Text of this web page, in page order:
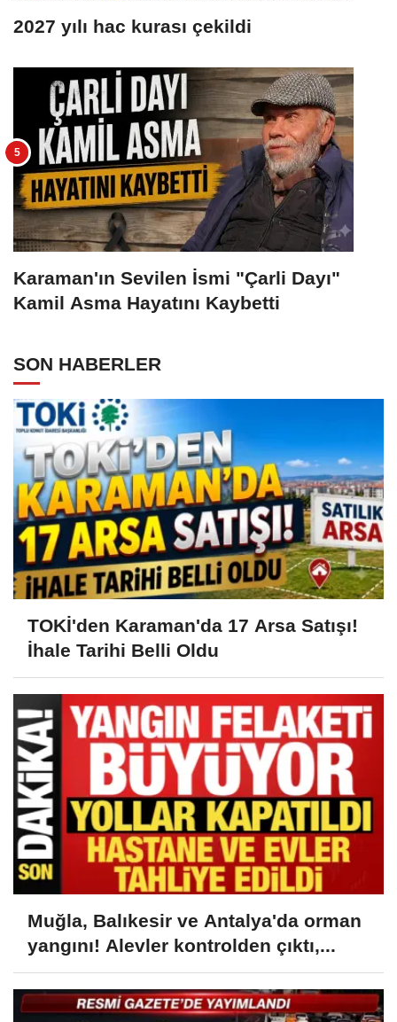
2027 yılı hac kurası çekildi
Karaman'ın Sevilen İsmi "Çarli Dayı"
Kamil Asma Hayatını Kaybetti
SON HABERLER
TOKİ'den Karaman'da 17 Arsa Satışı!
İhale Tarihi Belli Oldu
Muğla, Balıkesir ve Antalya'da orman
yangını! Alevler kontrolden çıktı,...